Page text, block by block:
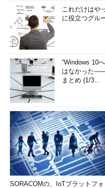
これだけはや
に役立つグル
“Windows 10
はなかった
まとめ (1/3...
SORACOMの、IoTプラットフォ